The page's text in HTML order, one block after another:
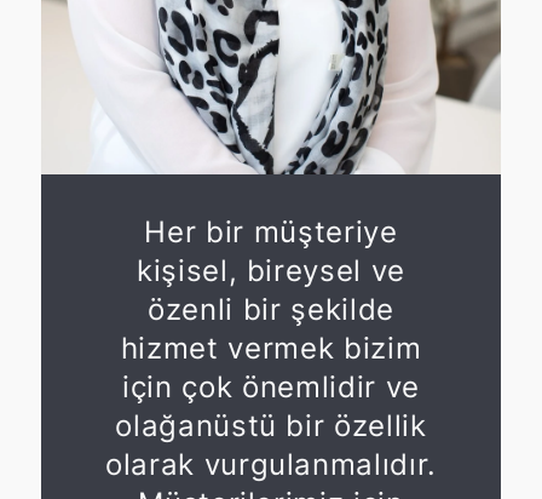
Her bir müşteriye
kişisel, bireysel ve
özenli bir şekilde
hizmet vermek bizim
için çok önemlidir ve
olağanüstü bir özellik
olarak vurgulanmalıdır.